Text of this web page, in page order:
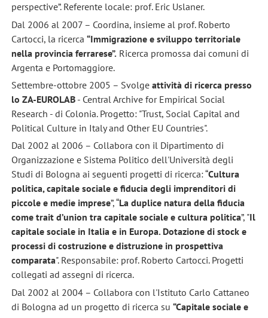
perspective”. Referente locale: prof. Eric Uslaner.
Dal 2006 al 2007 – Coordina, insieme al prof. Roberto
Cartocci, la ricerca “Immigrazione e sviluppo territoriale
nella provincia ferrarese”. Ricerca promossa dai comuni di
Argenta e Portomaggiore.
Settembre-ottobre 2005 – Svolge attività di ricerca presso
lo ZA-EUROLAB- Central Archive for Empirical Social
Research - di Colonia. Progetto: "Trust, Social Capital and
Political Culture in Italy and Other EU Countries".
Dal 2002 al 2006 – Collabora con il Dipartimento di
Organizzazione e Sistema Politico dell'Università degli
Studi di Bologna ai seguenti progetti di ricerca: “Cultura
politica, capitale sociale e fiducia degli imprenditori di
piccole e medie imprese”, “La duplice natura della fiducia
come trait d’union tra capitale sociale e cultura politica”, "Il
capitale sociale in Italia e in Europa. Dotazione di stock e
processi di costruzione e distruzione in prospettiva
comparata". Responsabile: prof. Roberto Cartocci. Progetti
collegati ad assegni di ricerca.
Dal 2002 al 2004 – Collabora con l'Istituto Carlo Cattaneo
di Bologna ad un progetto di ricerca su “Capitale sociale e